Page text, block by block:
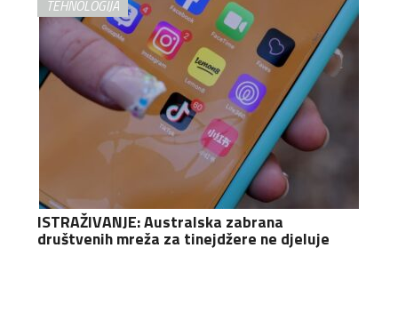
TEHNOLOGIJA
ISTRAŽIVANJE: Australska zabrana
društvenih mreža za tinejdžere ne djeluje